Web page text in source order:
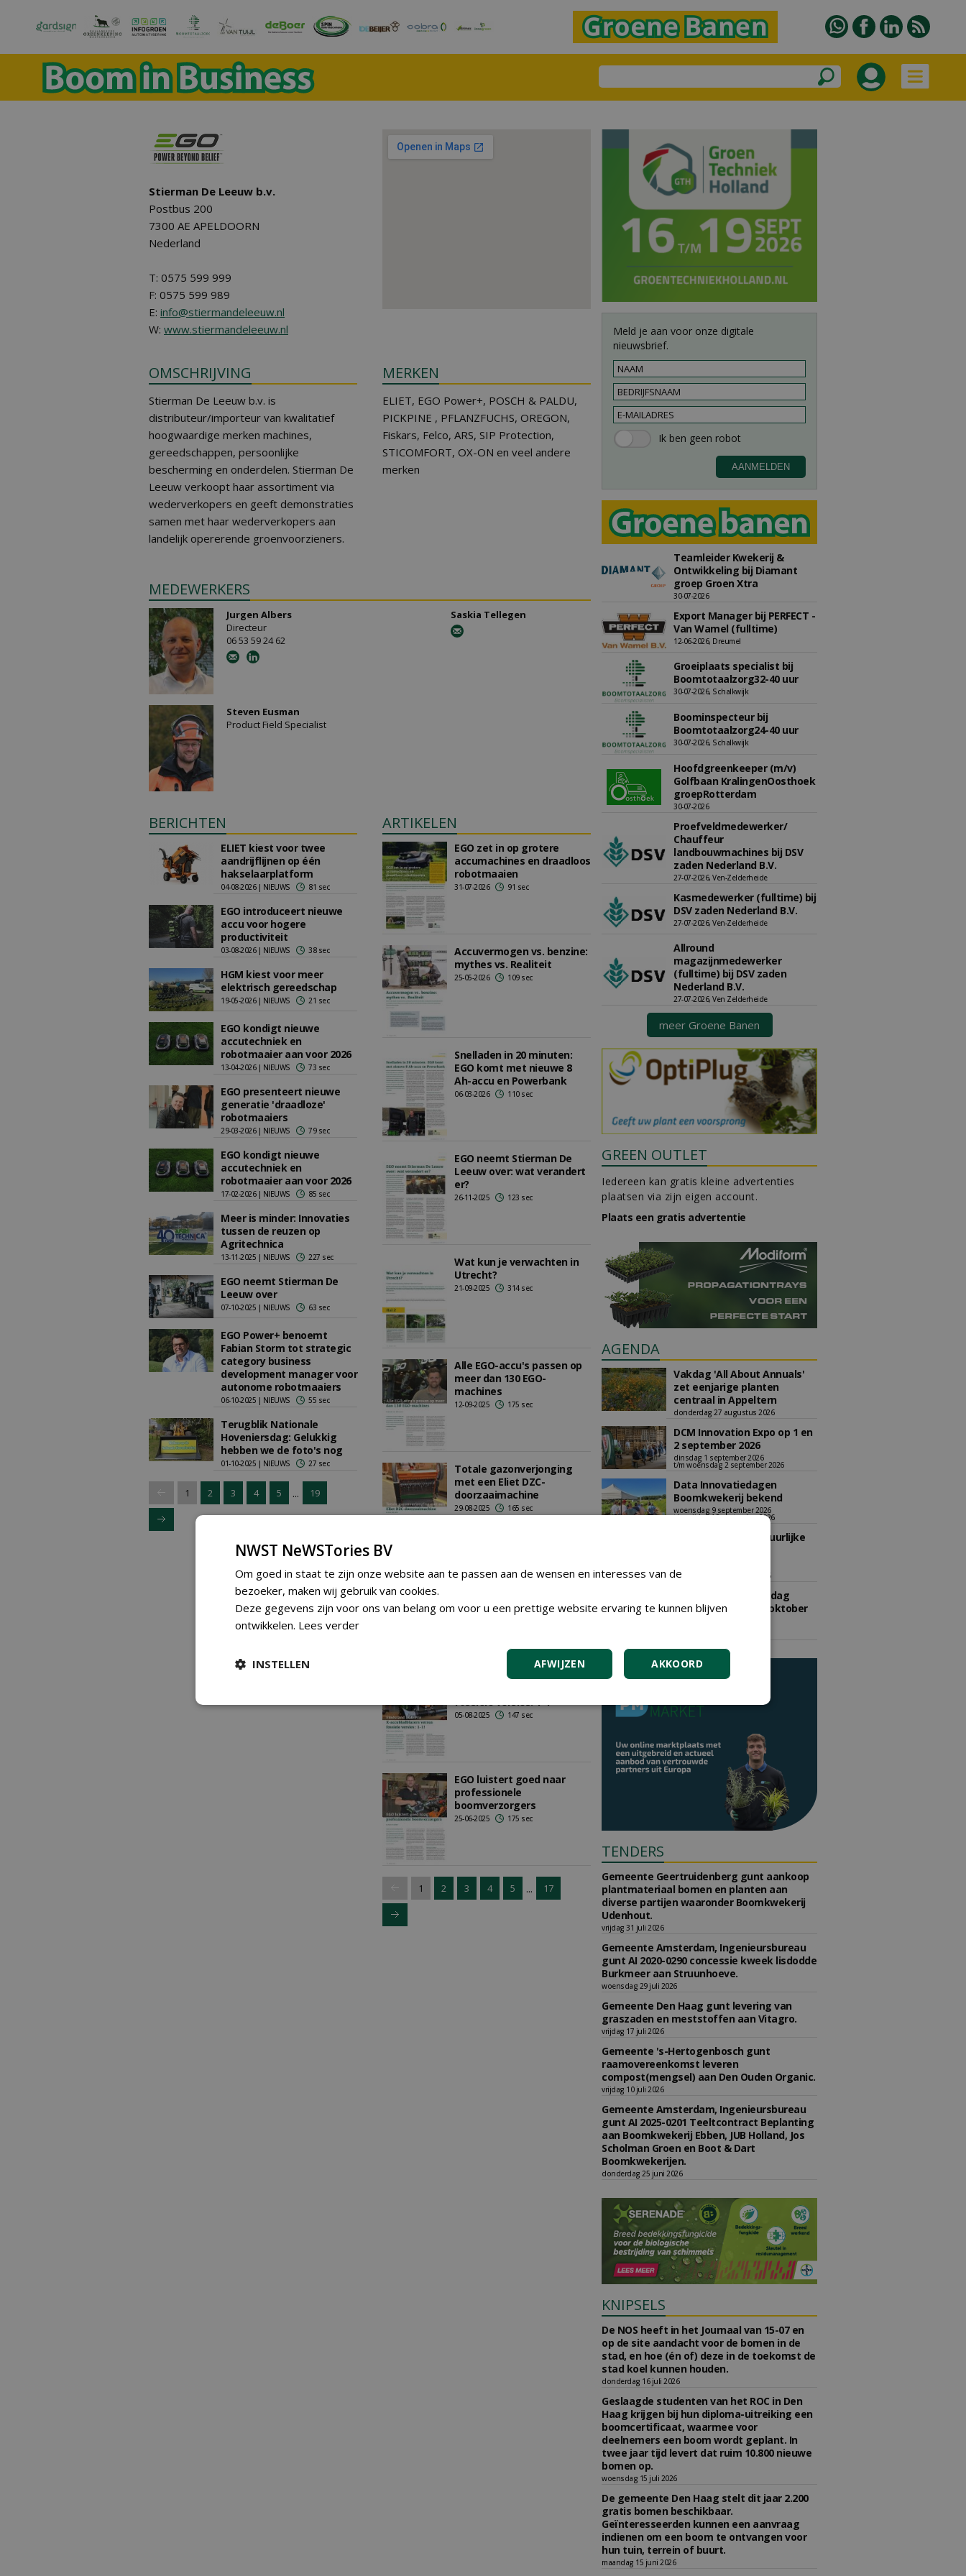
Stierman De Leeuw b.v.
Postbus 200
7300 AE APELDOORN
Nederland
T: 0575 599 999
F: 0575 599 989
E: info@stiermandeleeuw.nl
W: www.stiermandeleeuw.nl
OMSCHRIJVING
Stierman De Leeuw b.v. is
distributeur/importeur van kwalitatief
hoogwaardige merken machines,
gereedschappen, persoonlijke
bescherming en onderdelen. Stierman De
Leeuw verkoopt haar assortiment via
wederverkopers en geeft demonstraties
samen met haar wederverkopers aan
landelijk opererende groenvoorzieners.
MERKEN
ELIET, EGO Power+, POSCH & PALDU,
PICKPINE , PFLANZFUCHS, OREGON,
Fiskars, Felco, ARS, SIP Protection,
STICOMFORT, OX-ON en veel andere
merken
MEDEWERKERS
Jurgen Albers
Directeur
06 53 59 24 62
Saskia Tellegen
Steven Eusman
Product Field Specialist
BERICHTEN
ELIET kiest voor twee
aandrijflijnen op één
hakselaarplatform
04-08-2026 | NIEUWS 81 sec
EGO introduceert nieuwe
accu voor hogere
productiviteit
03-08-2026 | NIEUWS 38 sec
HGM kiest voor meer
elektrisch gereedschap
19-05-2026 | NIEUWS 21 sec
EGO kondigt nieuwe
accutechniek en
robotmaaier aan voor 2026
13-04-2026 | NIEUWS 73 sec
EGO presenteert nieuwe
generatie 'draadloze'
robotmaaiers
29-03-2026 | NIEUWS 79 sec
EGO kondigt nieuwe
accutechniek en
robotmaaier aan voor 2026
17-02-2026 | NIEUWS 85 sec
Meer is minder: Innovaties
tussen de reuzen op
Agritechnica
13-11-2025 | NIEUWS 227 sec
EGO neemt Stierman De
Leeuw over
07-10-2025 | NIEUWS 63 sec
EGO Power+ benoemt
Fabian Storm tot strategic
category business
development manager voor
autonome robotmaaiers
06-10-2025 | NIEUWS 55 sec
Terugblik Nationale
Hoveniersdag: Gelukkig
hebben we de foto's nog
01-10-2025 | NIEUWS 27 sec
1 2 3 4 5 ... 19
ARTIKELEN
EGO zet in op grotere
accumachines en draadloos
robotmaaien
31-07-2026 91 sec
Accuvermogen vs. benzine:
mythes vs. Realiteit
25-05-2026 109 sec
Snelladen in 20 minuten:
EGO komt met nieuwe 8
Ah-accu en Powerbank
06-03-2026 110 sec
EGO neemt Stierman De
Leeuw over: wat verandert
er?
26-11-2025 123 sec
Wat kun je verwachten in
Utrecht?
21-09-2025 314 sec
Alle EGO-accu's passen op
meer dan 130 EGO-
machines
12-09-2025 175 sec
Totale gazonverjonging
met een Eliet DZC-
doorzaaimachine
29-08-2025 165 sec
Vakblad de Hovenier
lanceert een speciale
hoveniers
Eindstand EGO Pro X-
fossiele versies: 1-1
05-08-2025 147 sec
EGO luistert goed naar
professionele
boomverzorgers
25-06-2025 175 sec
1 2 3 4 5 ... 17
Meld je aan voor onze digitale
nieuwsbrief.
Teamleider Kwekerij &
Ontwikkeling bij Diamant
groep Groen Xtra
30-07-2026
Export Manager bij PERFECT -
Van Wamel (fulltime)
12-06-2026, Dreumel
Groeiplaats specialist bij
Boomtotaalzorg32-40 uur
30-07-2026, Schalkwijk
Boominspecteur bij
Boomtotaalzorg24-40 uur
30-07-2026, Schalkwijk
Hoofdgreenkeeper (m/v)
Golfbaan KralingenOosthoek
groepRotterdam
30-07-2026
Proefveldmedewerker/
Chauffeur
landbouwmachines bij DSV
zaden Nederland B.V.
27-07-2026, Ven-Zelderheide
Kasmedewerker (fulltime) bij
DSV zaden Nederland B.V.
27-07-2026, Ven-Zelderheide
Allround
magazijnmedewerker
(fulltime) bij DSV zaden
Nederland B.V.
27-07-2026, Ven Zelderheide
meer Groene Banen
GREEN OUTLET
Iedereen kan gratis kleine advertenties
plaatsen via zijn eigen account.
Plaats een gratis advertentie
AGENDA
Vakdag 'All About Annuals'
zet eenjarige planten
centraal in Appeltern
donderdag 27 augustus 2026
DCM Innovation Expo op 1 en
2 september 2026
dinsdag 1 september 2026
t/m woensdag 2 september 2026
Data Innovatiedagen
Boomkwekerij bekend
woensdag 9 september 2026
t/m vrijdag 18 september 2026
Kennismiddag: 'Natuurlijke
maandag 28 september 2026
Landelijke Jongerendag
Boomkwekerij op 9 oktober
TENDERS
Gemeente Geertruidenberg gunt aankoop
plantmateriaal bomen en planten aan
diverse partijen waaronder Boomkwekerij
Udenhout.
vrijdag 31 juli 2026
Gemeente Amsterdam, Ingenieursbureau
gunt AI 2020-0290 concessie kweek lisdodde
Burkmeer aan Struunhoeve.
woensdag 29 juli 2026
Gemeente Den Haag gunt levering van
graszaden en meststoffen aan Vitagro.
vrijdag 17 juli 2026
Gemeente 's-Hertogenbosch gunt
raamovereenkomst leveren
compost(mengsel) aan Den Ouden Organic.
vrijdag 10 juli 2026
Gemeente Amsterdam, Ingenieursbureau
gunt AI 2025-0201 Teeltcontract Beplanting
aan Boomkwekerij Ebben, JUB Holland, Jos
Scholman Groen en Boot & Dart
Boomkwekerijen.
donderdag 25 juni 2026
KNIPSELS
De NOS heeft in het Journaal van 15-07 en
op de site aandacht voor de bomen in de
stad, en hoe (én of) deze in de toekomst de
stad koel kunnen houden.
donderdag 16 juli 2026
Geslaagde studenten van het ROC in Den
Haag krijgen bij hun diploma-uitreiking een
boomcertificaat, waarmee voor
deelnemers een boom wordt geplant. In
twee jaar tijd levert dat ruim 10.800 nieuwe
bomen op.
woensdag 15 juli 2026
De gemeente Den Haag stelt dit jaar 2.200
gratis bomen beschikbaar.
Geïnteresseerden kunnen een aanvraag
indienen om een boom te ontvangen voor
hun tuin, terrein of buurt.
maandag 15 juni 2026
NWST NeWSTories BV
Om goed in staat te zijn onze website aan te passen aan de wensen en interesses van de
bezoeker, maken wij gebruik van cookies.
Deze gegevens zijn voor ons van belang om voor u een prettige website ervaring te kunnen blijven
ontwikkelen. Lees verder
AKKOORD
AFWIJZEN
INSTELLEN